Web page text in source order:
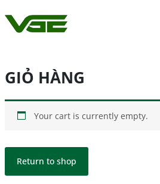
GIỎ HÀNG
Your cart is currently empty.
Return to shop